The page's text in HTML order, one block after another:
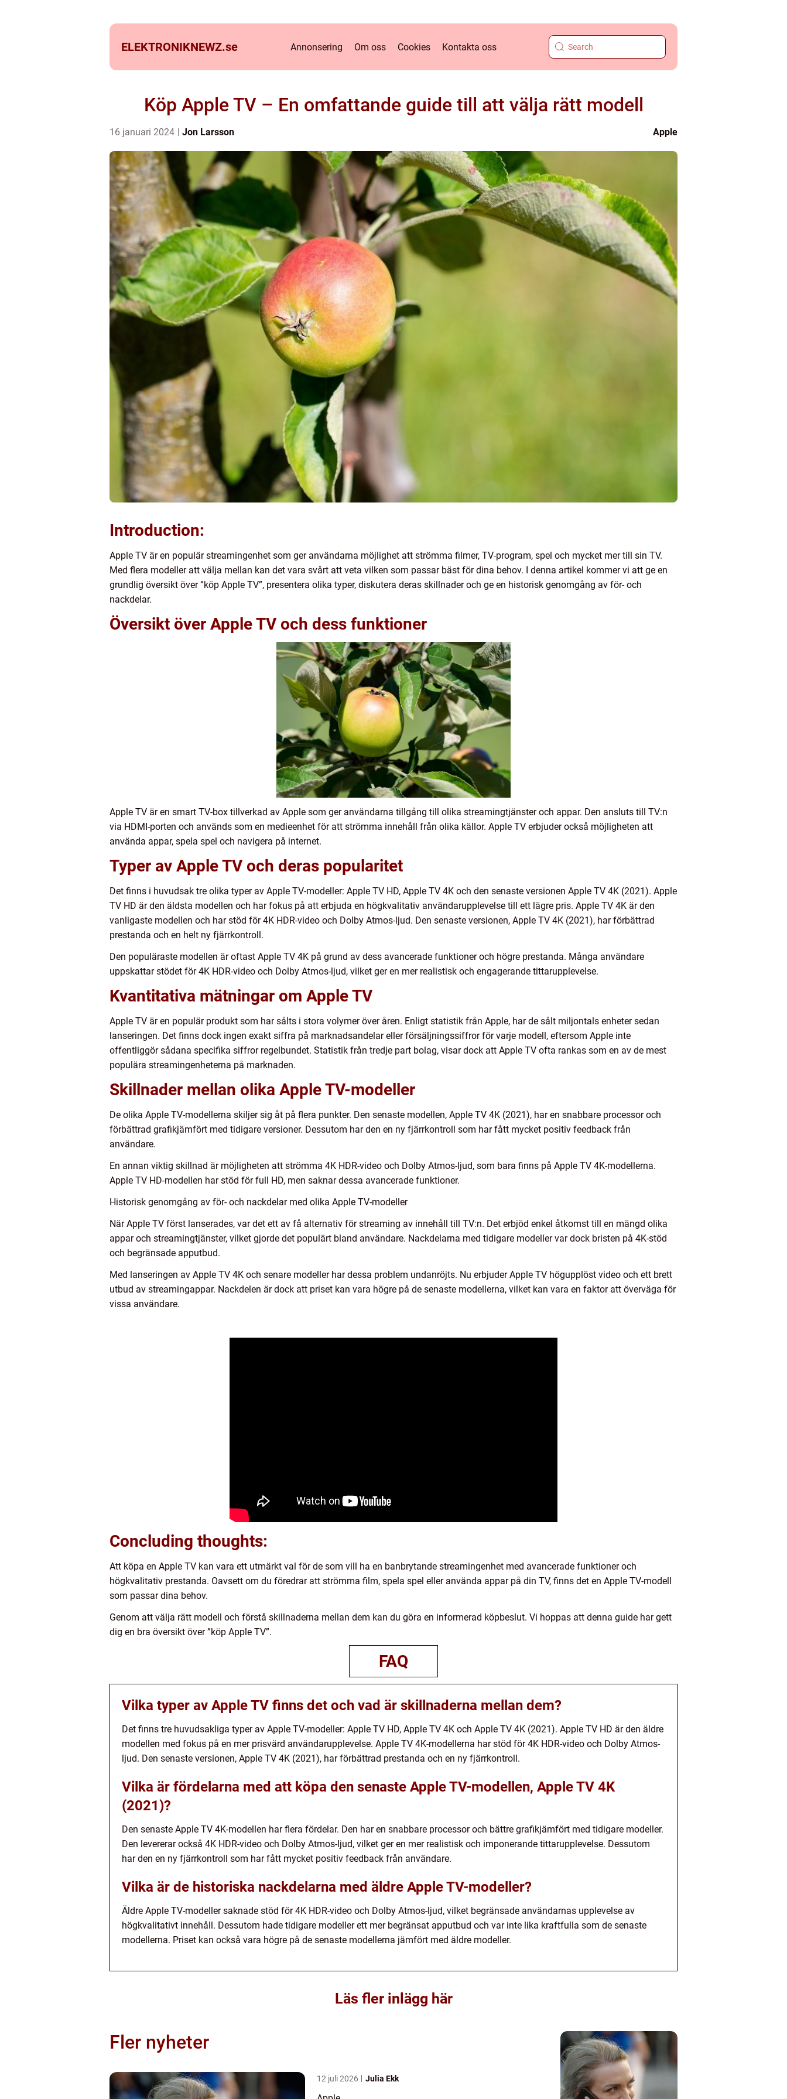
ELEKTRONIKNEWZ.se Annonsering Om oss Cookies Kontakta oss
Köp Apple TV – En omfattande guide till att välja rätt modell
16 januari 2024 Jon Larsson Apple
Introduction:
Apple TV är en populär streamingenhet som ger användarna möjlighet att strömma filmer, TV-program, spel och mycket mer till sin TV.
Med flera modeller att välja mellan kan det vara svårt att veta vilken som passar bäst för dina behov. I denna artikel kommer vi att ge en
grundlig översikt över ”köp Apple TV”, presentera olika typer, diskutera deras skillnader och ge en historisk genomgång av för- och
nackdelar.
Översikt över Apple TV och dess funktioner
Apple TV är en smart TV-box tillverkad av Apple som ger användarna tillgång till olika streamingtjänster och appar. Den ansluts till TV:n
via HDMI-porten och används som en medieenhet för att strömma innehåll från olika källor. Apple TV erbjuder också möjligheten att
använda appar, spela spel och navigera på internet.
Typer av Apple TV och deras popularitet
Det finns i huvudsak tre olika typer av Apple TV-modeller: Apple TV HD, Apple TV 4K och den senaste versionen Apple TV 4K (2021). Apple
TV HD är den äldsta modellen och har fokus på att erbjuda en högkvalitativ användarupplevelse till ett lägre pris. Apple TV 4K är den
vanligaste modellen och har stöd för 4K HDR-video och Dolby Atmos-ljud. Den senaste versionen, Apple TV 4K (2021), har förbättrad
prestanda och en helt ny fjärrkontroll.
Den populäraste modellen är oftast Apple TV 4K på grund av dess avancerade funktioner och högre prestanda. Många användare
uppskattar stödet för 4K HDR-video och Dolby Atmos-ljud, vilket ger en mer realistisk och engagerande tittarupplevelse.
Kvantitativa mätningar om Apple TV
Apple TV är en populär produkt som har sålts i stora volymer över åren. Enligt statistik från Apple, har de sålt miljontals enheter sedan
lanseringen. Det finns dock ingen exakt siffra på marknadsandelar eller försäljningssiffror för varje modell, eftersom Apple inte
offentliggör sådana specifika siffror regelbundet. Statistik från tredje part bolag, visar dock att Apple TV ofta rankas som en av de mest
populära streamingenheterna på marknaden.
Skillnader mellan olika Apple TV-modeller
De olika Apple TV-modellerna skiljer sig åt på flera punkter. Den senaste modellen, Apple TV 4K (2021), har en snabbare processor och
förbättrad grafikjämfört med tidigare versioner. Dessutom har den en ny fjärrkontroll som har fått mycket positiv feedback från
användare.
En annan viktig skillnad är möjligheten att strömma 4K HDR-video och Dolby Atmos-ljud, som bara finns på Apple TV 4K-modellerna.
Apple TV HD-modellen har stöd för full HD, men saknar dessa avancerade funktioner.
Historisk genomgång av för- och nackdelar med olika Apple TV-modeller
När Apple TV först lanserades, var det ett av få alternativ för streaming av innehåll till TV:n. Det erbjöd enkel åtkomst till en mängd olika
appar och streamingtjänster, vilket gjorde det populärt bland användare. Nackdelarna med tidigare modeller var dock bristen på 4K-stöd
och begränsade apputbud.
Med lanseringen av Apple TV 4K och senare modeller har dessa problem undanröjts. Nu erbjuder Apple TV högupplöst video och ett brett
utbud av streamingappar. Nackdelen är dock att priset kan vara högre på de senaste modellerna, vilket kan vara en faktor att överväga för
vissa användare.
Concluding thoughts:
Att köpa en Apple TV kan vara ett utmärkt val för de som vill ha en banbrytande streamingenhet med avancerade funktioner och
högkvalitativ prestanda. Oavsett om du föredrar att strömma film, spela spel eller använda appar på din TV, finns det en Apple TV-modell
som passar dina behov.
Genom att välja rätt modell och förstå skillnaderna mellan dem kan du göra en informerad köpbeslut. Vi hoppas att denna guide har gett
dig en bra översikt över ”köp Apple TV”.
FAQ
Vilka typer av Apple TV finns det och vad är skillnaderna mellan dem?
Det finns tre huvudsakliga typer av Apple TV-modeller: Apple TV HD, Apple TV 4K och Apple TV 4K (2021). Apple TV HD är den äldre
modellen med fokus på en mer prisvärd användarupplevelse. Apple TV 4K-modellerna har stöd för 4K HDR-video och Dolby Atmos-
ljud. Den senaste versionen, Apple TV 4K (2021), har förbättrad prestanda och en ny fjärrkontroll.
Vilka är fördelarna med att köpa den senaste Apple TV-modellen, Apple TV 4K
(2021)?
Den senaste Apple TV 4K-modellen har flera fördelar. Den har en snabbare processor och bättre grafikjämfört med tidigare modeller.
Den levererar också 4K HDR-video och Dolby Atmos-ljud, vilket ger en mer realistisk och imponerande tittarupplevelse. Dessutom
har den en ny fjärrkontroll som har fått mycket positiv feedback från användare.
Vilka är de historiska nackdelarna med äldre Apple TV-modeller?
Äldre Apple TV-modeller saknade stöd för 4K HDR-video och Dolby Atmos-ljud, vilket begränsade användarnas upplevelse av
högkvalitativt innehåll. Dessutom hade tidigare modeller ett mer begränsat apputbud och var inte lika kraftfulla som de senaste
modellerna. Priset kan också vara högre på de senaste modellerna jämfört med äldre modeller.
Läs fler inlägg här
Fler nyheter
12 juli 2026 Julia Ekk